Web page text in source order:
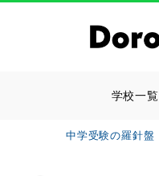
学校一覧
中学受験の羅針盤